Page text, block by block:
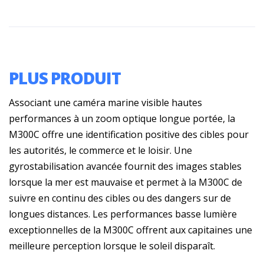
PLUS PRODUIT
Associant une caméra marine visible hautes
performances à un zoom optique longue portée, la
M300C offre une identification positive des cibles pour
les autorités, le commerce et le loisir. Une
gyrostabilisation avancée fournit des images stables
lorsque la mer est mauvaise et permet à la M300C de
suivre en continu des cibles ou des dangers sur de
longues distances. Les performances basse lumière
exceptionnelles de la M300C offrent aux capitaines une
meilleure perception lorsque le soleil disparaît.